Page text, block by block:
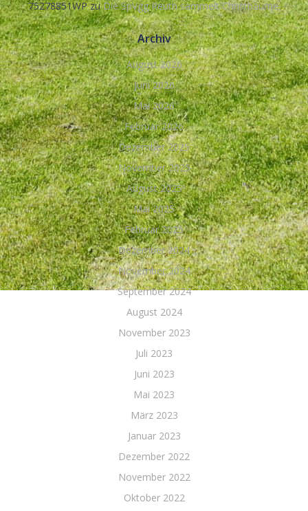
75278851WPzuDie SpVgg Reuth sammelt Christbäume.
Archiv
August 2026
Juni 2026
Mai 2026
Februar 2026
Dezember 2025
November 2025
August 2025
Mai 2025
Februar 2025
Dezember 2024
November 2024
September 2024
August 2024
November 2023
Juli 2023
Juni 2023
Mai 2023
März 2023
Januar 2023
Dezember 2022
November 2022
Oktober 2022